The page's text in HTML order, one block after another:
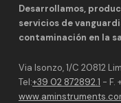
Desarrollamos,
servicios de
contaminación en la
Via Isonzo, 1/C 20812
Tel:+39 02 872892.1 - F.